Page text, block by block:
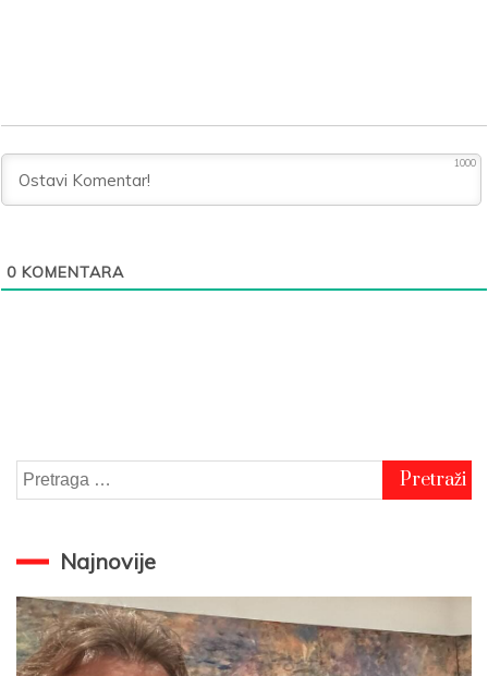
1000
0 KOMENTARA
Pretraga
za:
Najnovije